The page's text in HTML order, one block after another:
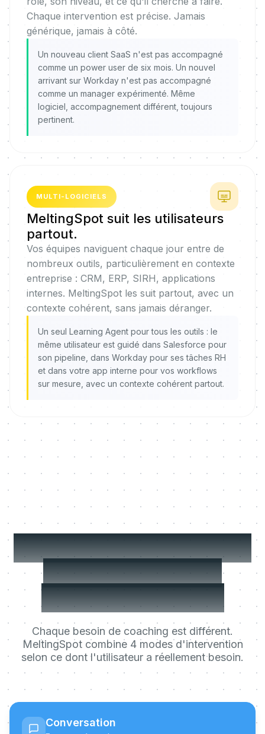
Chaque intervention est précise. Jamais
générique, jamais à côté.
Un nouveau client SaaS n'est pas accompagné
comme un power user de six mois. Un nouvel
arrivant sur Workday n'est pas accompagné
comme un manager expérimenté. Même
logiciel, accompagnement différent, toujours
pertinent.
MULTI-LOGICIELS
MeltingSpot suit les utilisateurs
partout.
Vos équipes naviguent chaque jour entre de
nombreux outils, particulièrement en contexte
entreprise : CRM, ERP, SIRH, applications
internes. MeltingSpot les suit partout, avec un
contexte cohérent, sans jamais déranger.
Un seul Learning Agent pour tous les outils : le
même utilisateur est guidé dans Salesforce pour
son pipeline, dans Workday pour ses tâches RH
et dans votre app interne pour vos workflows
sur mesure, avec un contexte cohérent partout.
MeltingSpot choisit le
bon format pour
chaque situation
Chaque besoin de coaching est différent.
MeltingSpot combine 4 modes d'intervention
selon ce dont l'utilisateur a réellement besoin.
Conversation